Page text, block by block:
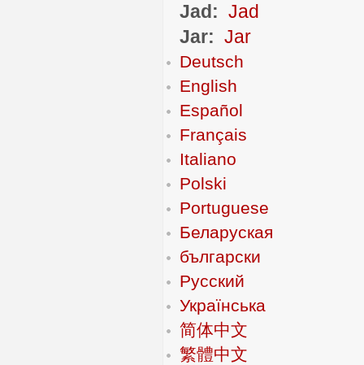
Jad: Jad
Jar: Jar
Deutsch
English
Español
Français
Italiano
Polski
Portuguese
Беларуская
български
Русский
Українська
简体中文
繁體中文